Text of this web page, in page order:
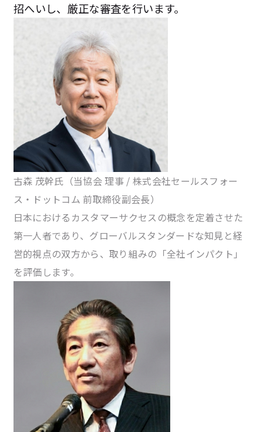
招へいし、厳正な審査を行います。
古森 茂幹氏 （当協会 理事 / 株式会社セールスフォー
ス・ドットコム 前取締役副会長）
日本におけるカスタマーサクセスの概念を定着させた
第一人者であり、グローバルスタンダードな知見と経
営的視点の双方から、取り組みの「全社インパクト」
を評価します。